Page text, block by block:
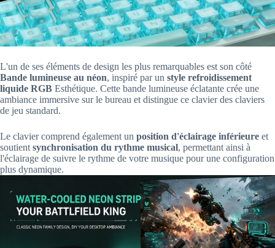
L'un de ses éléments de design les plus remarquables est son côté
Bande lumineuse au néon, inspiré par un style refroidissement
liquide RGB Esthétique. Cette bande lumineuse éclatante crée une
ambiance immersive sur le bureau et distingue ce clavier des claviers
de jeu standard.
Le clavier comprend également un position d'éclairage inférieure et
soutient synchronisation du rythme musical, permettant ainsi à
l'éclairage de suivre le rythme de votre musique pour une configuration
plus dynamique.